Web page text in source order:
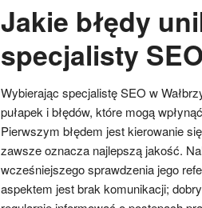
Jakie błędy
specjalisty
Wybierając specjalistę SEO w
pułapek i błędów, które mogą
Pierwszym błędem jest kierowanie
zawsze oznacza najlepszą jakość.
wcześniejszego sprawdzenia jego
aspektem jest brak komunikacji;